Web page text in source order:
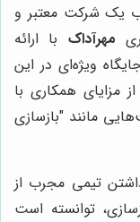
یک شرکت معتبر و
مهرآداک با ارائه
ویژه‌ای در این
مزایای همکاری با
مانند "بازسازی
تیمی مجرب از
توانسته است